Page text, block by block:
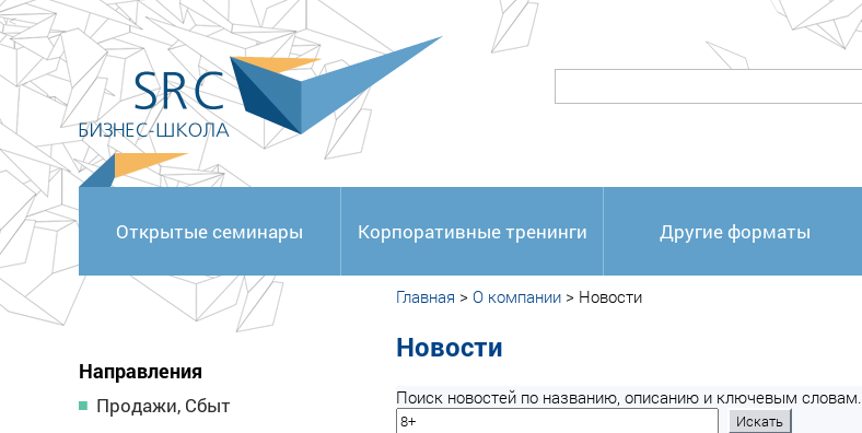
<
Открытые семинары Корпоративные тренинги Другие форматы
Направления
Продажи, Сбыт
Главная > О компании > Новости
Новости
Поиск новостей по названию, описанию и ключевым словам.